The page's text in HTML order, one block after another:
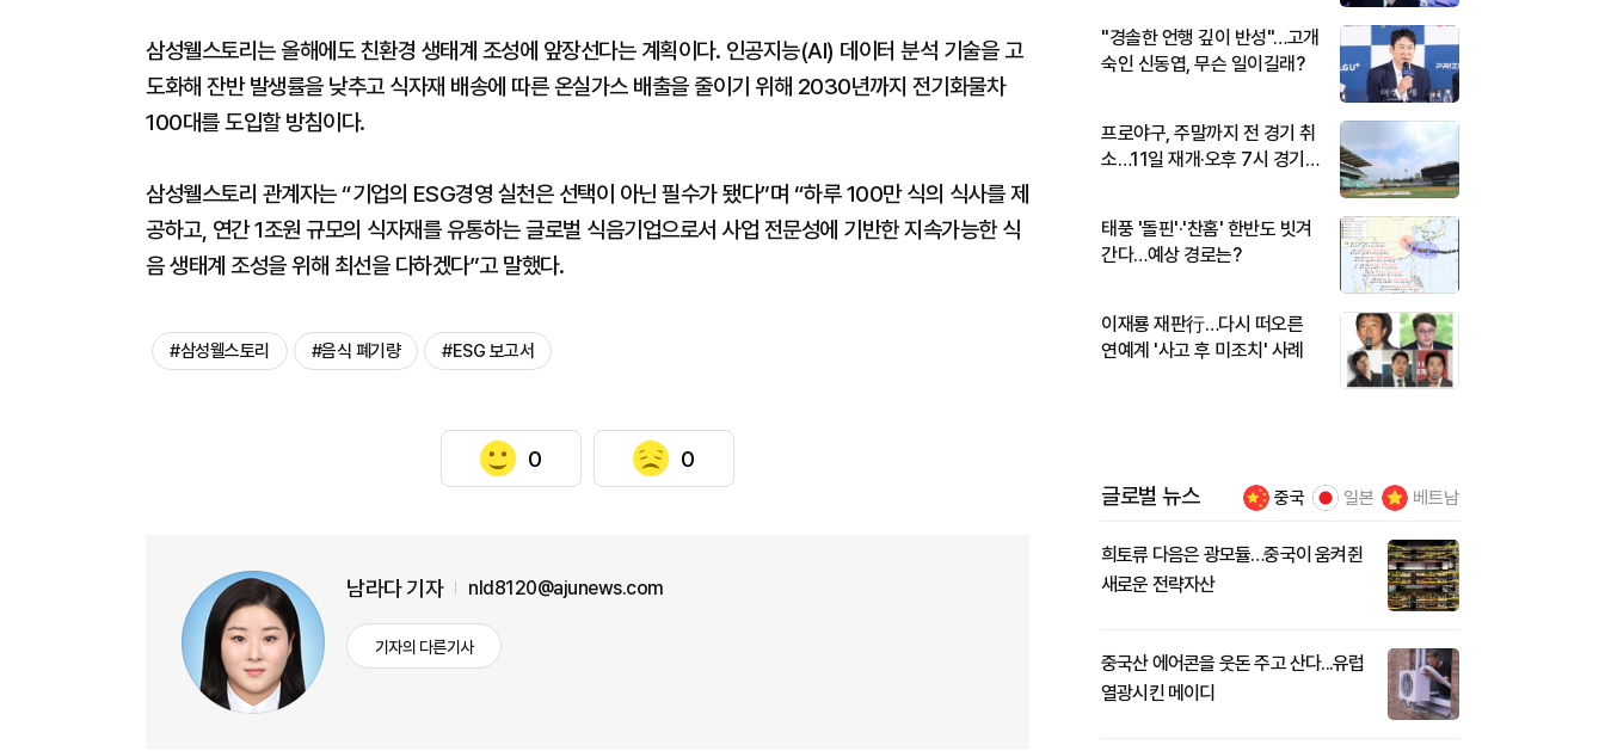
삼성웰스토리는 올해에도 친환경 생태계 조성에 앞장선다는 계획이다. 인공지능(AI) 데이터 분석 기술을 고
도화해 잔반 발생률을 낮추고 식자재 배송에 따른 온실가스 배출을 줄이기 위해 2030년까지 전기화물차
100대를 도입할 방침이다.
삼성웰스토리 관계자는 “기업의 ESG경영 실천은 선택이 아닌 필수가 됐다”며 “하루 100만 식의 식사를 제
공하고, 연간 1조원 규모의 식자재를 유통하는 글로벌 식음기업으로서 사업 전문성에 기반한 지속가능한 식
음 생태계 조성을 위해 최선을 다하겠다”고 말했다.
#삼성웰스토리 #음식 폐기량 #ESG 보고서
0 0
남라다 기자 nld8120@ajunews.com
기자의 다른기사
"경솔한 언행 깊이 반성"…고개
숙인 신동엽, 무슨 일이길래?
프로야구, 주말까지 전 경기 취
소…11일 재개·오후 7시 경기
태풍 '돌핀'·'찬홈' 한반도 빗겨
간다…예상 경로는?
이재룡 재판行…다시 떠오른
연예계 '사고 후 미조치' 사례
글로벌 뉴스 중국 일본 베트남
희토류 다음은 광모듈…중국이 움켜쥔
새로운 전략자산
중국산 에어콘을 웃돈 주고 산다...유럽
열광시킨 메이디